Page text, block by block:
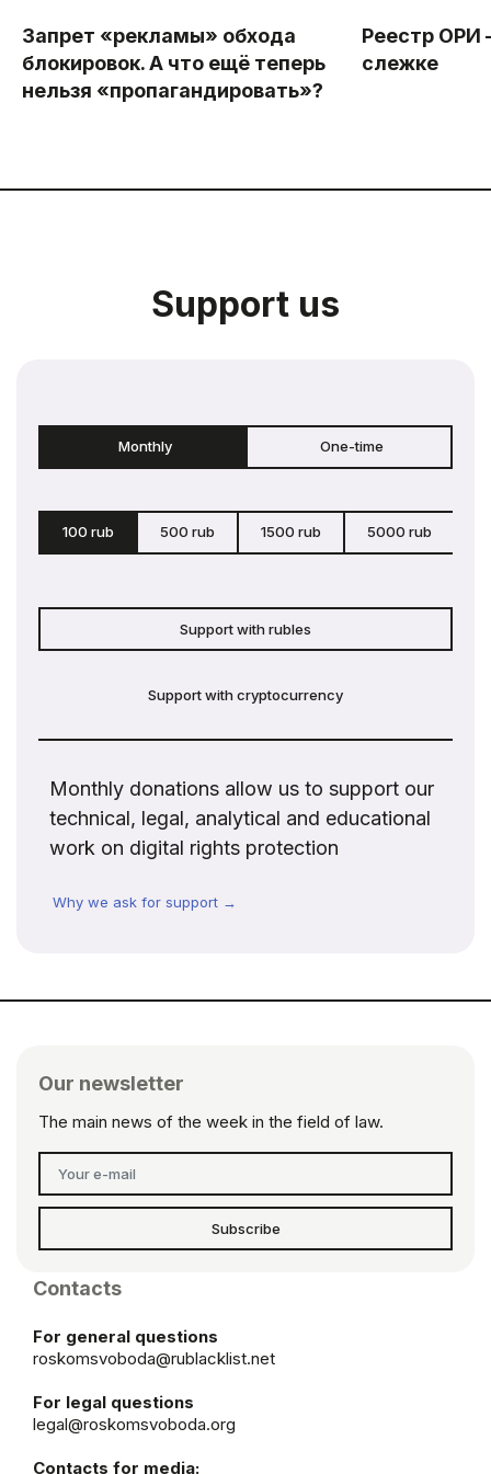
Запрет «рекламы» обхода
блокировок. А что ещё теперь
нельзя «пропагандировать»?
Реестр ОРИ
слежке
Support us
Monthly One-time
100 rub 500 rub 1500 rub 5000 rub
Support with rubles
Support with cryptocurrency
Monthly donations allow us to support our
technical, legal, analytical and educational
work on digital rights protection
Why we ask for support →
Our newsletter
The main news of the week in the field of law.
Subscribe
Contacts
For general questions
roskomsvoboda@rublacklist.net
For legal questions
legal@roskomsvoboda.org
Contacts for media: